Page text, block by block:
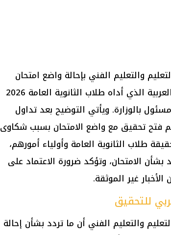
والتعليم الفني بإحالة واضع امتحان
العربي للتحقيق بعد امتحان اللغة العربية الذي أداه طلاب الثانوية العامة 2026
بالوزارة. ويأتي التوضيح بعد تداول
تحقيق مع واضع الامتحان بسبب شكاوى
طلاب الثانوية العامة وأولياء أمورهم،
الامتحان، وتؤكد ضرورة الاعتماد على
الأخبار غير الموثقة.
للتحقيق
والتعليم الفني أن ما تردد بشأن إحالة